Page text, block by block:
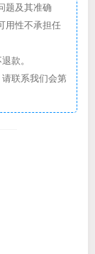
题及其准确
用性不承担任
款。
联系我们会第